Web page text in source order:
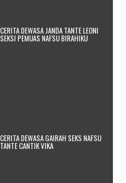
CERITA DEWASA JANDA TANTE LEONI
SEKSI PEMUAS NAFSU BIRAHIKU
CERITA DEWASA GAIRAH SEKS NAFSU
TANTE CANTIK VIKA